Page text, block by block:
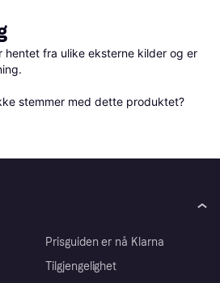
hentet fra ulike eksterne kilder og er
stemmer med dette produktet?
Prisguiden er nå Klarna
Tilgjengelighet